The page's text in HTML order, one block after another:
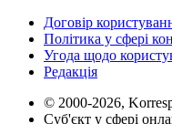
Договір
Політика у сфері
Угода щодо
Редакція
© 2000-2026,
Суб'єкт у сфері